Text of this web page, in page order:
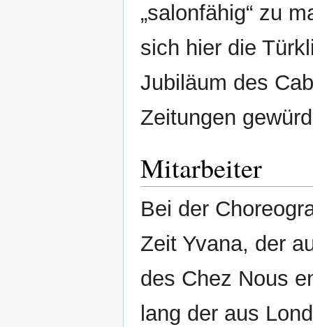
„salonfähig“ zu
sich hier die
Jubiläum des
Zeitungen
Mitarbeiter
Bei der
Zeit Yvana, der
des Chez Nous
lang der aus